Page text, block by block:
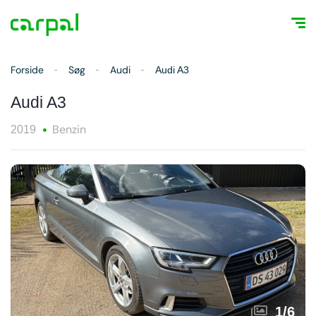
Forside Søg Audi Audi A3
Audi A3
2019 Benzin
1/6